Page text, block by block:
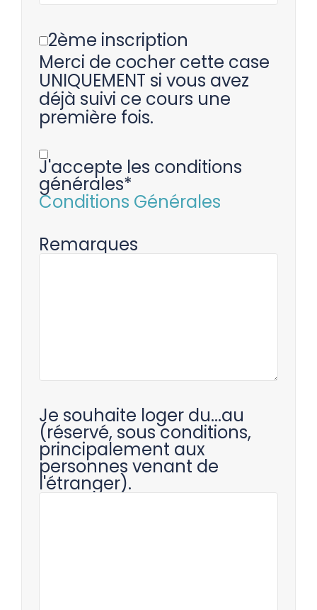
2ème inscription
Merci de cocher cette case
UNIQUEMENT si vous avez
déjà suivi ce cours une
première fois.
J'accepte les conditions
générales*
Conditions Générales
Remarques
Je souhaite loger du...au
(réservé, sous conditions,
principalement aux
personnes venant de
l'étranger).